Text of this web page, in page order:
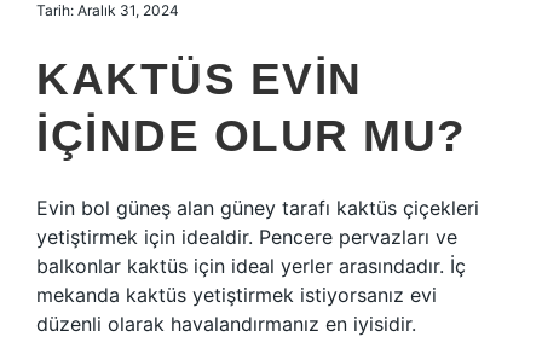
Tarih: Aralık 31, 2024
KAKTÜS EVIN
IÇINDE OLUR MU?
Evin bol güneş alan güney tarafı kaktüs çiçekleri
yetiştirmek için idealdir. Pencere pervazları ve
balkonlar kaktüs için ideal yerler arasındadır. İç
mekanda kaktüs yetiştirmek istiyorsanız evi
düzenli olarak havalandırmanız en iyisidir.